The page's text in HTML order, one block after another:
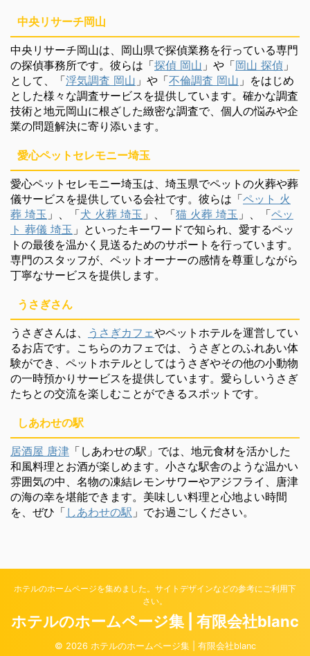
中央リサーチ岡山
中央リサーチ岡山は、岡山県で探偵業務を行っている専門
の探偵事務所です。彼らは「探偵 岡山 」や「岡山 探偵 」
として、「浮気調査 岡山 」や「不倫調査 岡山 」をはじめ
とした様々な調査サービスを提供しています。確かな調査
技術と地元岡山に根ざした緻密な調査で、個人の悩みや企
業の問題解決に寄り添います。
愛心ペットセレモニー埼玉
愛心ペットセレモニー埼玉は、埼玉県でペットの火葬や葬
儀サービスを提供している会社です。彼らは「ペット 火
葬 埼玉 」、「犬 火葬 埼玉 」、「猫 火葬 埼玉 」、「ペッ
ト 葬儀 埼玉 」といったキーワードで知られ、愛するペッ
トの最後を温かく見送るためのサポートを行っています。
専門のスタッフが、ペットオーナーの感情を尊重しながら
丁寧なサービスを提供します。
うさぎさん
うさぎさんは、 うさぎカフェやペットホテルを運営してい
るお店です。こちらのカフェでは、うさぎとのふれあい体
験ができ、ペットホテルとしてはうさぎやその他の小動物
の一時預かりサービスを提供しています。愛らしいうさぎ
たちとの交流を楽しむことができるスポットです。
しあわせの駅
居酒屋 唐津 「しあわせの駅」では、地元食材を活かした
和風料理とお酒が楽しめます。小さな駅舎のような温かい
雰囲気の中、名物の凍結レモンサワーやアジフライ、唐津
の海の幸を堪能できます。美味しい料理と心地よい時間
を、ぜひ「 しあわせの駅 」でお過ごしください。
ホテルのホームページを集めました。サイトデザインなどの参考にご利用下
さい。
ホテルのホームページ集 | 有限会社blanc
© 2026 ホテルのホームページ集 | 有限会社blanc